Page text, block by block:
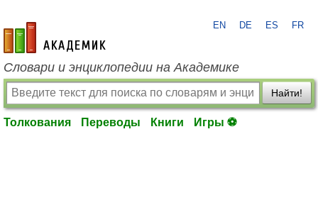
academic.ru
EN DE ES FR
Словари и энциклопедии на Академике
Найти!
Толкования Переводы Книги Игры ⚽